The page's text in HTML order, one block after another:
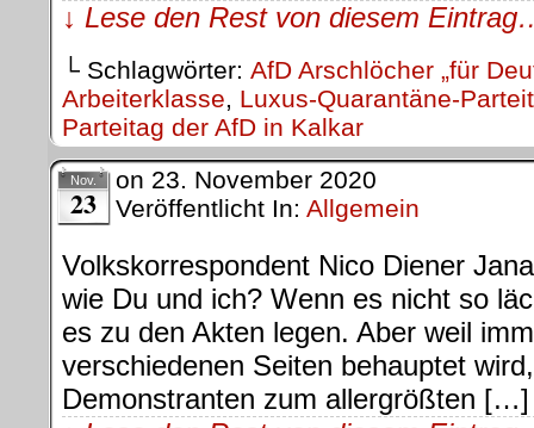
↓ Lese den Rest von diesem
└ Schlagwörter: AfD Arschlöcher „für
Arbeiterklasse, Luxus-Quarantäne-
Parteitag der AfD in Kalkar
Nov.
23
on 23. November 2020
Veröffentlicht In: Allgemein
Volkskorrespondent Nico Diener
wie Du und ich? Wenn es nicht so
es zu den Akten legen. Aber weil
verschiedenen Seiten behauptet
Demonstranten zum allergrößten […]